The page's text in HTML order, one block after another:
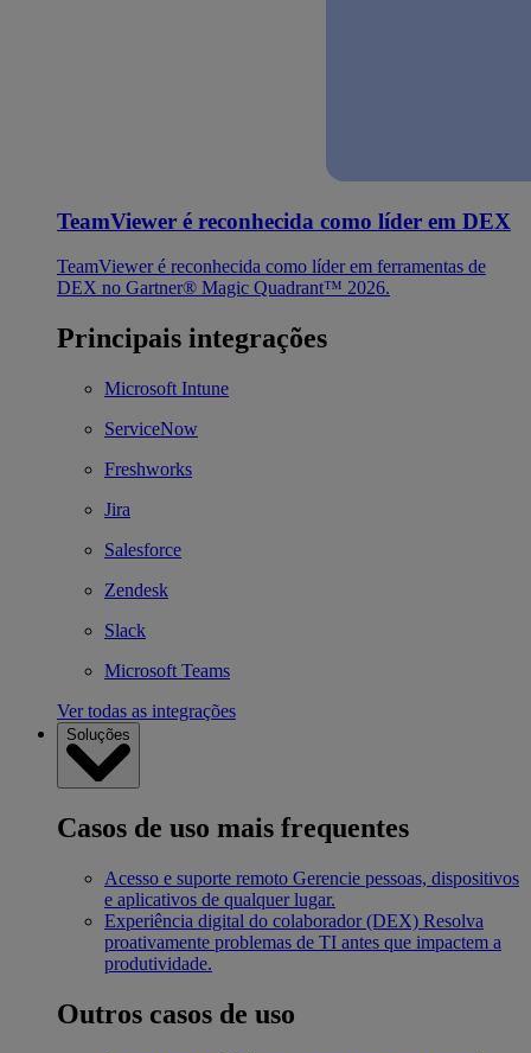
TeamViewer é reconhecida como líder em DEX
TeamViewer é reconhecida como líder em ferramentas de
DEX no Gartner® Magic Quadrant™ 2026.
Principais integrações
Microsoft Intune
ServiceNow
Freshworks
Jira
Salesforce
Zendesk
Slack
Microsoft Teams
Ver todas as integrações
Soluções
Casos de uso mais frequentes
Acesso e suporte remoto Gerencie pessoas, dispositivos
e aplicativos de qualquer lugar.
Experiência digital do colaborador (DEX) Resolva
proativamente problemas de TI antes que impactem a
produtividade.
Outros casos de uso